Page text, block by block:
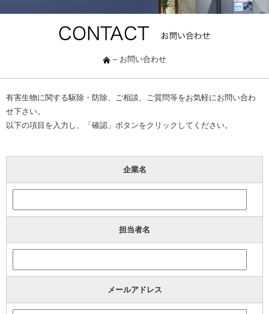
– お問い合わせ
有害生物に関する駆除・防除、ご相談、ご質問等をお気軽にお問い合わ
せ下さい。
以下の項目を入力し、「確認」ボタンをクリックしてください。
企業名
担当者名
メールアドレス